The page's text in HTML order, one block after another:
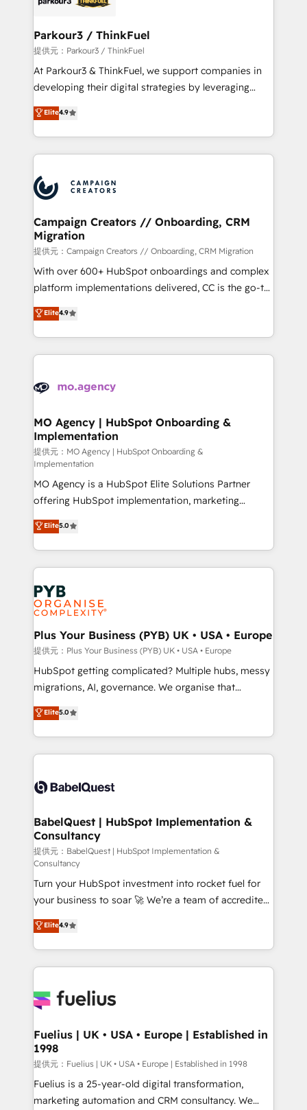
companies scale faster and smarter. 🔹 BOOMS:
Demand generation for all your buyers With BOOMS,
you invest in 100% of your buyers, accelerating your
growth and positioning yourself as an undisputed
transformation process A methodology designed to
implement HubSpot effectively and optimize your
record of business transformation, our growth-first
approach has helped brands dominate their
Parkour3 / ThinkFuel
提供元：Parkour3 / ThinkFuel
At Parkour3 & ThinkFuel, we support companies in
developing their digital strategies by leveraging
technologies and automating their marketing and
sales processes to generate growth. Our offer spans
from Strategy to Operations. We specialize in CRM
onboarding and implementation, web design, sales
extensive experience working with tech companies
and manufacturers since 2002, we are committed to
empowering our clients and developing their
autonomy. Get to grips with HubSpot through
guided implementation and seamless integration of
the CRM platform into your digital ecosystem. Would
you like support in deploying your inbound
to your needs and sales objectives. With 125+
certifications, we are part of the most certified
services are offered in both English & French.
Elite4.9
Campaign Creators // Onboarding, CRM
Migration
提供元：Campaign Creators // Onboarding, CRM Migration
With over 600+ HubSpot onboardings and complex
platform implementations delivered, CC is the go-to
Elite Solutions Partner for businesses ready to
migrate, replatform, and scale smarter. We specialize
in high-impact CRM and CMS migrations and
onboarding from platforms like Salesforce, NetSuite,
WordPress and legacy CRMs, turning fragmented
architectures that accelerate revenue operations and
performance. - Multi-object CRM migration, cleanup,
and implementation. - Pre-built and custom
integrations across your full tech stack. - Custom
object setup, CMS builds, and full-funnel automation.
- Dashboards, lifecycle campaigns, and lead
nurturing sequences. - Cross-hub setup across
Marketing, Sales, Operations, and Service Hubs. -
Ongoing optimization, managed support, and
scalable retainers. Let’s make HubSpot your most
powerful growth engine. Built to convert, scale, and
drive results.
Elite4.9
MO Agency | HubSpot Onboarding &
Implementation
提供元：MO Agency | HubSpot Onboarding &
Implementation
MO Agency is a HubSpot Elite Solutions Partner
offering HubSpot implementation, marketing
automation, CRM and RevOps consulting, B2B SEO,
paid media, content marketing, AEO and GEO (AI
search optimisation), and HubSpot Content Hub and
WordPress development. We work with enterprise
and growth-led companies across technology,
professional services, financial services and
industrial sectors. Offices in Johannesburg, Cape
Town, Dubai & London. 500+ HubSpot CRM
implementations delivered. AI visibility coverage
across ChatGPT, Claude, Perplexity, Gemini and
Google AI Overviews. HubSpot Impact Award -
Innovation HubSpot Impact Award - Platform
Migration Excellence HubSpot Impact Award -
accreditations with HubSpot.
Elite5.0
Plus Your Business (PYB) UK • USA • Europe
提供元：Plus Your Business (PYB) UK • USA • Europe
HubSpot getting complicated? Multiple hubs, messy
migrations, AI, governance. We organise that
complexity, so your team can put HubSpot to work...
Welcome to our Profile! We help with: • CRM
implementation, reports, workflows, and team
training • CRM migration from Salesforce, Pipedrive,
custom API integrations with ERP (and other
operations A little about us: • Boutique 'Elite' team of
12 • 150+ clients across Sales Hub, Marketing Hub,
Service Hub, Data Hub and CMS • ISO/IEC
27001:2022, ISO 9001:2015, and ISO 42001:2023
certified - the AI management standard • GuardHub:
our AI governance framework, built on ISO 42001
Ready for the next step? Click the 👈 '𝗖𝗼𝗻𝘁𝗮𝗰𝘁
𝗯𝘂𝘀𝗶𝗻𝗲𝘀𝘀' button to get in touch (𝘸𝘦'𝘳𝘦 𝘴𝘶𝘱𝘦𝘳
𝘳𝘦𝘴𝘱𝘰𝘯𝘴𝘪𝘷𝘦)
Elite5.0
BabelQuest | HubSpot Implementation &
Consultancy
提供元：BabelQuest | HubSpot Implementation &
Consultancy
Turn your HubSpot investment into rocket fuel for
your business to soar 🚀 We’re a team of accredited
HubSpot experts ready to help you. We can
implement the platform into complex business
environments, optimise what you've got and make
sure you can actually use it, build your website in
for you and execute it on HubSpot. We are on the
framework, meaning we've been accredited by
HubSpot and vetted by the CCS, which means we
can support public sector companies as well the
other ones listed in our profile. Our services: -
HubSpot implementation - HubSpot CMS website
Elite4.9
Fuelius | UK • USA • Europe | Established in
1998
提供元：Fuelius | UK • USA • Europe | Established in 1998
Fuelius is a 25-year-old digital transformation,
marketing automation and CRM consultancy. We